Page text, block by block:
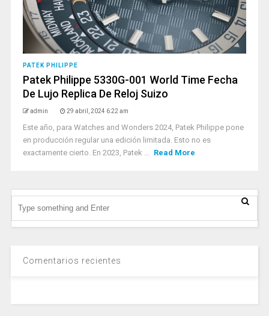
PATEK PHILIPPE
Patek Philippe 5330G-001 World Time Fecha
De Lujo Replica De Reloj Suizo
admin 29 abril, 2024 6:22 am
Este año, para Watches and Wonders 2024, Patek Philippe pone
en producción regular una edición limitada. Esto no es
exactamente cierto. En 2023, Patek ... Read More
Comentarios recientes